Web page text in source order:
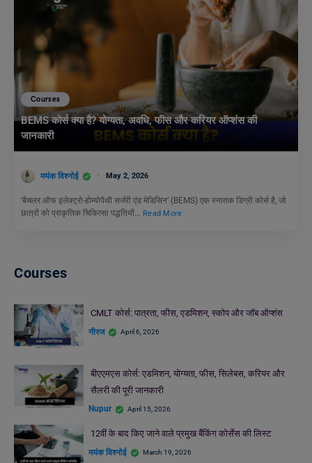
Courses
BEMS कोर्स क्या है? योग्यता, अवधि, फीस और करियर ऑप्शंस की
जानकारी
मयंक विश्नोई May 2, 2026
‘बैचलर ऑफ इलेक्ट्रो-होम्योपैथी सर्जरी एंड मेडिसिन’ (BEMS) एक स्नातक डिग्री कोर्स है, जो
छात्रों को प्राकृतिक चिकित्सा पद्धतियों… Read More
Courses
CMLT कोर्स: पात्रता, फीस, एडमिशन, स्कोप और जॉब ऑप्शंस
नीरज April 6, 2026
बीएएमएस कोर्स: एडमिशन, योग्यता, फीस, सिलेबस, करियर और
सैलरी की पूरी जानकारी
Nupur April 15, 2026
12वीं के बाद किए जाने वाले प्रमुख बैंकिंग कोर्सेस की लिस्ट
मयंक विश्नोई March 19, 2026